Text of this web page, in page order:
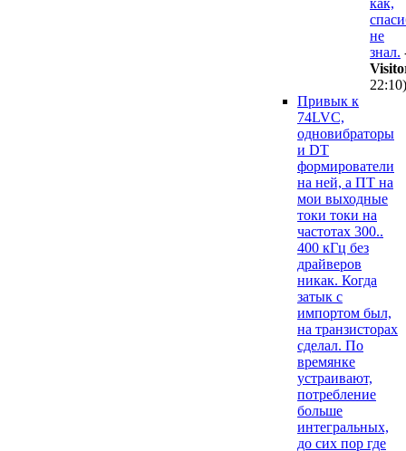
не
знал.
22:10)
Привык к
74LVC,
одновибраторы
и DT
формирователи
на ней, а ПТ на
мои выходные
токи токи на
частотах 300..
400 кГц без
драйверов
никак. Когда
затык с
импортом был,
на транзисторах
сделал. По
времянке
устраивают,
потребление
больше
интегральных,
до сих пор где